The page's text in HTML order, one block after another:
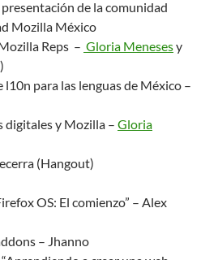
de la comunidad
Mozilla México
Reps – Gloria Menesesy
para las lenguas de México –
digitales y Mozilla – Gloria
(Hangout)
OS: El comienzo” – Alex
– Jhanno